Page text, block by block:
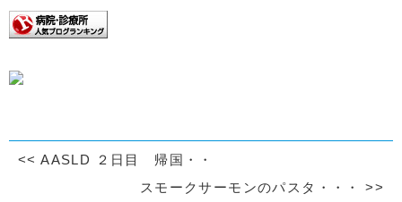
<< AASLD ２日目 帰国・・
スモークサーモンのパスタ・・・>>